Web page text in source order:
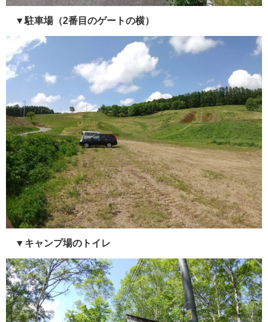
▼駐車場（2番目のゲートの横）
▼キャンプ場のトイレ